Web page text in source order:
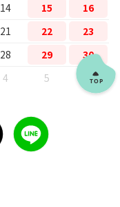
14 15
16
21 22
23
28 29
30
4 5 6